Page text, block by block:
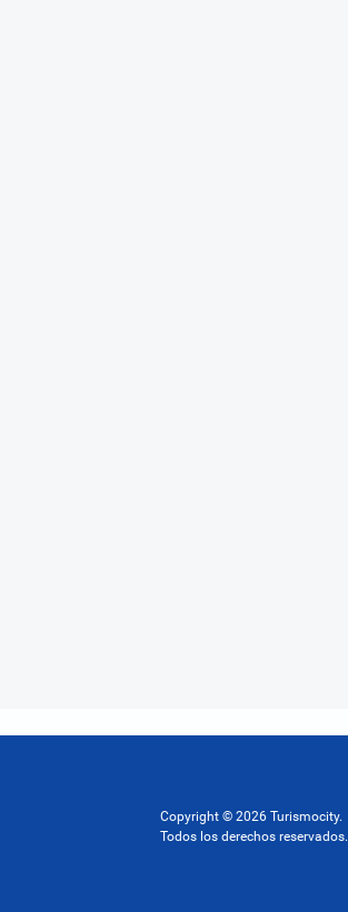
Copyright © 2026 Turismocity.
Todos los derechos reservados.